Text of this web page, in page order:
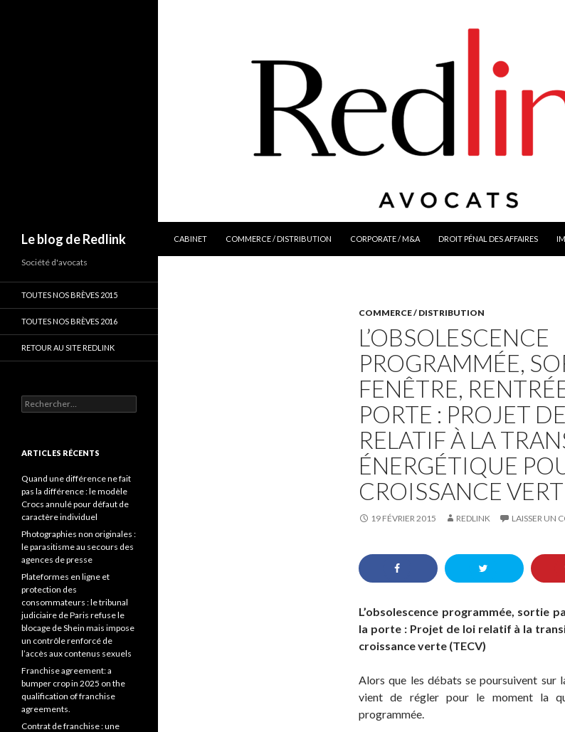
Le blog de Redlink
CABINET
COMMERCE / DISTRIBUTION CORPORATE / M&A DROIT PÉNAL DES AFFAIRES
COMMERCE / DISTRIBUTION
L’OBSOLESCENCE
PROGRAMMÉE,
FENÊTRE,
PORTE : PROJET
RELATIF À LA
ÉNERGÉTIQUE
CROISSANCE
19 FÉVRIER 2015 REDLINK LAISSER UN
L’obsolescence programmée, sortie
la porte : Projet de loi relatif à la
croissance verte (TECV)
Alors que les débats se poursuivent sur
vient de régler pour le moment la
programmée.
Société d'avocats
TOUTES NOS BRÈVES 2015
TOUTES NOS BRÈVES 2016
RETOUR AU SITE REDLINK
Rechercher :
ARTICLES RÉCENTS
Quand une différence ne fait
pas la différence : le modèle
Crocs annulé pour défaut de
caractère individuel
Photographies non originales :
le parasitisme au secours des
agences de presse
Plateformes en ligne et
protection des
consommateurs : le tribunal
judiciaire de Paris refuse le
blocage de Shein mais impose
un contrôle renforcé de
l’accès aux contenus sexuels
Franchise agreement: a
bumper crop in 2025 on the
qualification of franchise
agreements.
Contrat de franchise : une